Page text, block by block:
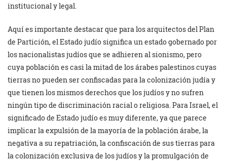
institucional y legal.
Aquí es importante destacar que para los arquitectos del Plan
de Partición, el Estado judío significa un estado gobernado por
los nacionalistas judíos que se adhieren al sionismo, pero
cuya población es casi la mitad de los árabes palestinos cuyas
tierras no pueden ser confiscadas para la colonización judía y
que tienen los mismos derechos que los judíos y no sufren
ningún tipo de discriminación racial o religiosa. Para Israel, el
significado de Estado judío es muy diferente, ya que parece
implicar la expulsión de la mayoría de la población árabe, la
negativa a su repatriación, la confiscación de sus tierras para
la colonización exclusiva de los judíos y la promulgación de